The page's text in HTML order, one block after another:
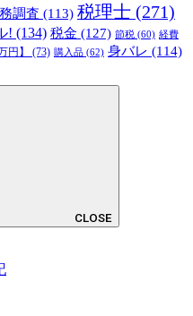
調査 (113) 税理士 (271)
! (134) 税金 (127) 節税 (60) 経費
円】 (73) 購入品 (62) 身バレ (114)
CLOSE